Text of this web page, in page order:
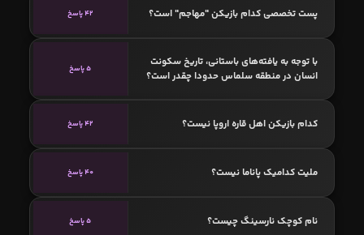
پست تخصصی کدام بازیکن "مهاجم" است؟ 42 پاسخ
با توجه به یافته‌های باستانی، تاریخ سکونت
انسان در منطقه سلماس حدودا چقدر است؟
5 پاسخ
کدام بازیکن اهل قاره اروپا نیست؟ 42 پاسخ
ملیت کدامیک پاناما نیست؟ 40 پاسخ
نام کوچک نارسینگ چیست؟ 5 پاسخ